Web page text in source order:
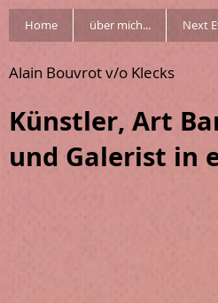
Home über mich... Next
Alain Bouvrot v/o Klecks
Künstler, Art
und Galerist in